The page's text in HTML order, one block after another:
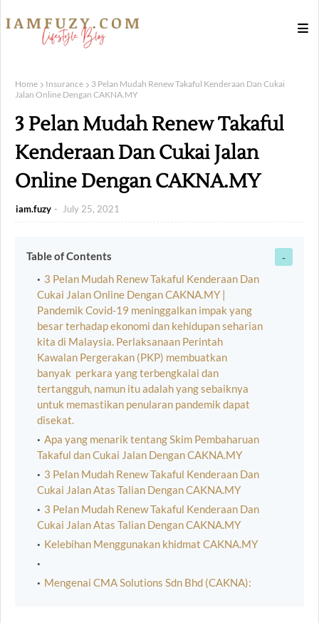
Home Insurance
3 Pelan Mudah Renew Takaful Kenderaan Dan Cukai
Jalan Online Dengan CAKNA.MY
3 Pelan Mudah Renew Takaful
Kenderaan Dan Cukai Jalan
Online Dengan CAKNA.MY
iam.fuzy July 25, 2021
Table of Contents
3 Pelan Mudah Renew Takaful Kenderaan Dan
Cukai Jalan Online Dengan CAKNA.MY |
Pandemik Covid-19 meninggalkan impak yang
besar terhadap ekonomi dan kehidupan seharian
kita di Malaysia. Perlaksanaan Perintah
Kawalan Pergerakan (PKP) membuatkan
banyak perkara yang terbengkalai dan
tertangguh, namun itu adalah yang sebaiknya
untuk memastikan penularan pandemik dapat
disekat.
Apa yang menarik tentang Skim Pembaharuan
Takaful dan Cukai Jalan Dengan CAKNA.MY
3 Pelan Mudah Renew Takaful Kenderaan Dan
Cukai Jalan Atas Talian Dengan CAKNA.MY
3 Pelan Mudah Renew Takaful Kenderaan Dan
Cukai Jalan Atas Talian Dengan CAKNA.MY
Kelebihan Menggunakan khidmat CAKNA.MY
Mengenai CMA Solutions Sdn Bhd (CAKNA):